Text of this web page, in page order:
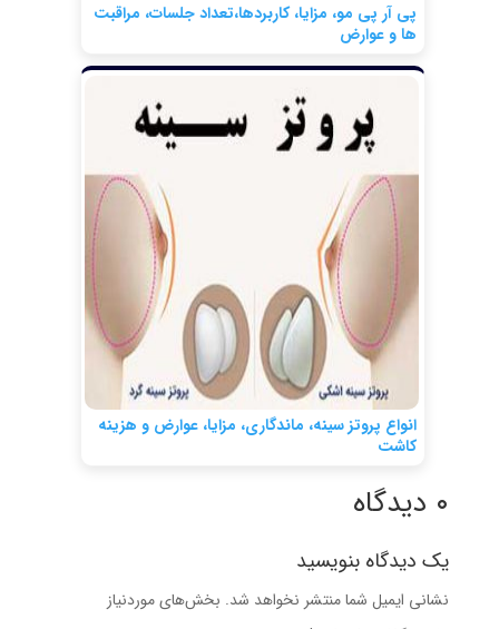
پی آر پی مو، مزایا، کاربردها،تعداد جلسات، مراقبت
ها و عوارض
انواع پروتز سینه، ماندگاری، مزایا، عوارض و هزینه
کاشت
۰ دیدگاه
یک دیدگاه بنویسید
نشانی ایمیل شما منتشر نخواهد شد. بخش‌های موردنیاز